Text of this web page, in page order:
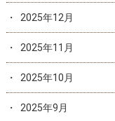
2025年12月
2025年11月
2025年10月
2025年9月